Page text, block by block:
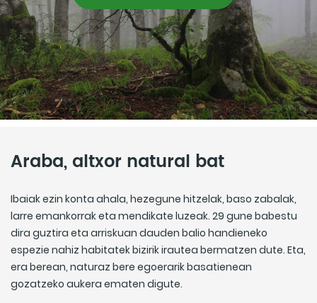
Araba, altxor natural bat
Ibaiak ezin konta ahala, hezegune hitzelak, baso zabalak,
larre emankorrak eta mendikate luzeak. 29 gune babestu
dira guztira eta arriskuan dauden balio handieneko
espezie nahiz habitatek bizirik irautea bermatzen dute. Eta,
era berean, naturaz bere egoerarik basatienean
gozatzeko aukera ematen digute.